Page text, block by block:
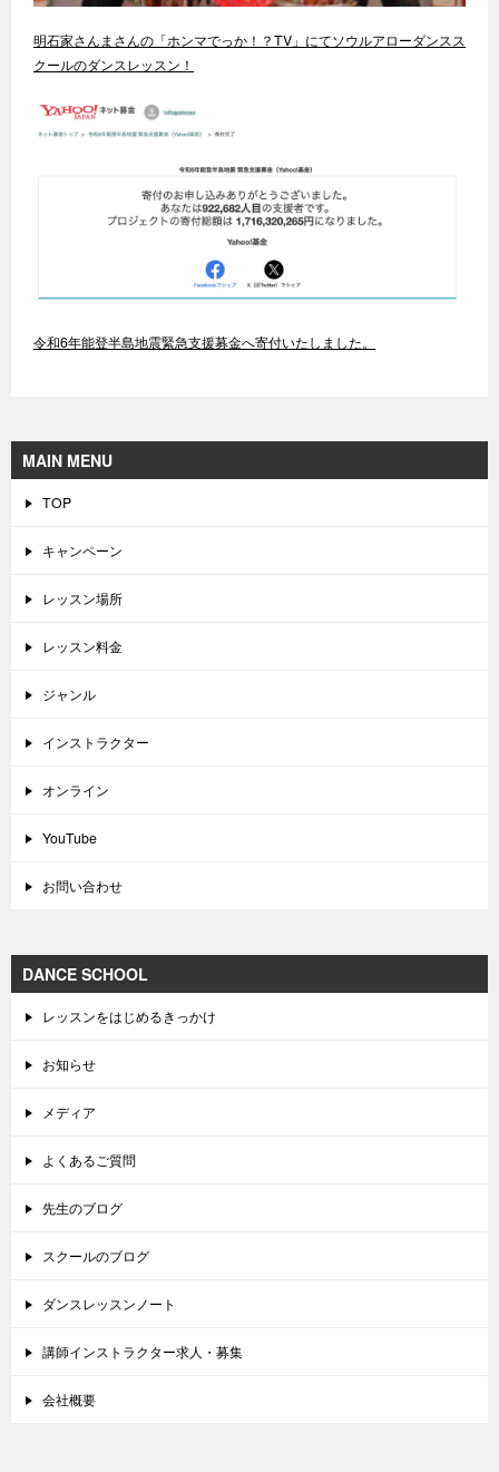
明石家さんまさんの「ホンマでっか！？TV」にてソウルアローダンスス
クールのダンスレッスン！
令和6年能登半島地震緊急支援募金へ寄付いたしました。
MAIN MENU
TOP
キャンペーン
レッスン場所
レッスン料金
ジャンル
インストラクター
オンライン
YouTube
お問い合わせ
DANCE SCHOOL
レッスンをはじめるきっかけ
お知らせ
メディア
よくあるご質問
先生のブログ
スクールのブログ
ダンスレッスンノート
講師インストラクター求人・募集
会社概要